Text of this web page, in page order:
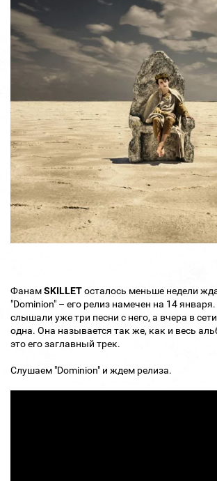
ФанамSKILLETосталось меньше недели
"Dominion" – его релиз намечен на 14
слышали уже три песни с него, а вчера в
одна. Она называется так же, как и весь
это его заглавный трек.
Слушаем "Dominion" и ждем релиза.